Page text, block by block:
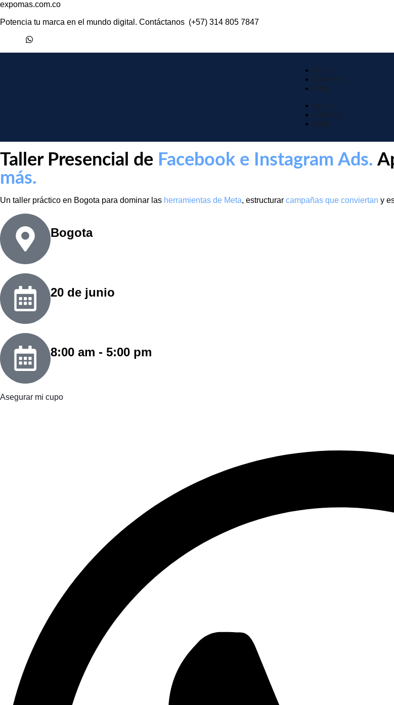
expomas.com.co
Potencia tu marca en el mundo digital. Contáctanos (+57) 314 805 7847
Inicio
Eventos
Blog
Inicio
Eventos
Blog
Taller Presencial de Facebook e Instagram Ads.
más.
Un taller práctico en Bogota para dominar las herramientas de Meta, estructurar campañas que conviertan y
Bogota
20 de junio
8:00 am - 5:00 pm
Asegurar mi cupo